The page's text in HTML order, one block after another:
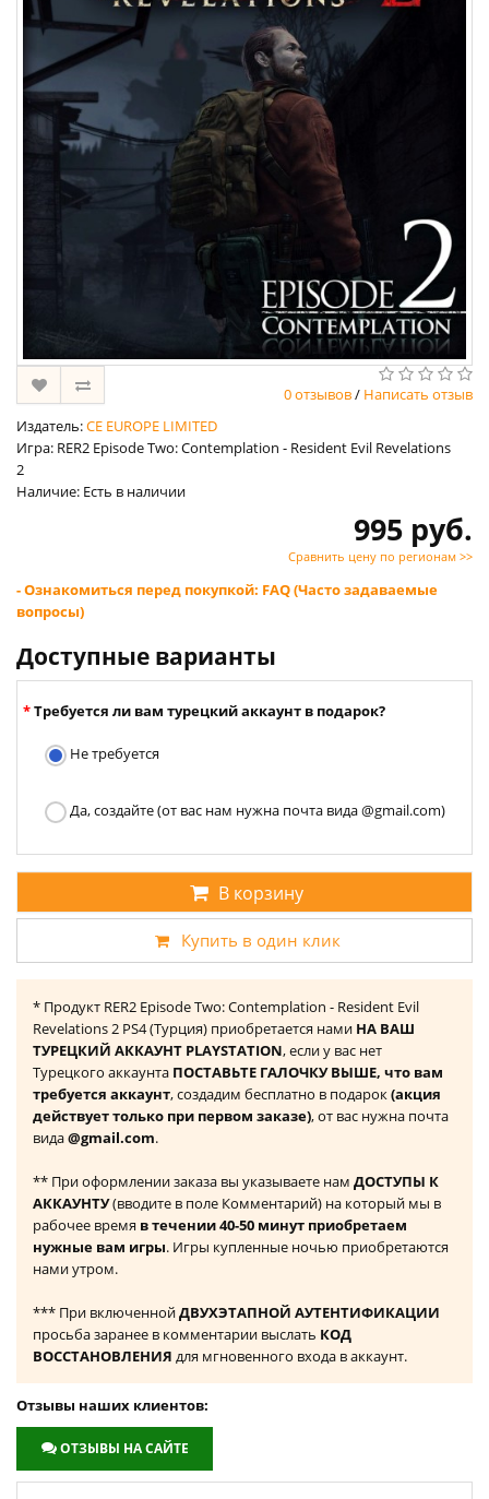
0 отзывов/ Написать отзыв
Издатель:CE EUROPE LIMITED
Игра: RER2 Episode Two: Contemplation - Resident Evil Revelations
2
Наличие: Есть в наличии
995 руб.
Сравнить цену по регионам >>
- Ознакомиться перед покупкой: FAQ (Часто задаваемые
вопросы)
Доступные варианты
Требуется ли вам турецкий аккаунт в подарок?
Не требуется
Да, создайте (от вас нам нужна почта вида @gmail.com)
В корзину
Купить в один клик
* Продукт RER2 Episode Two: Contemplation - Resident Evil
Revelations 2 PS4 (Турция) приобретается нами НА ВАШ
ТУРЕЦКИЙ АККАУНТ PLAYSTATION, если у вас нет
Турецкого аккаунта ПОСТАВЬТЕ ГАЛОЧКУ ВЫШЕ, что вам
требуется аккаунт, создадим бесплатно в подарок(акция
действует только при первом заказе), от вас нужна почта
вида@gmail.com.
** При оформлении заказа вы указываете нам ДОСТУПЫ К
АККАУНТУ(вводите в поле Комментарий) на который мы в
рабочее время в течении 40-50 минут приобретаем
нужные вам игры. Игры купленные ночью приобретаются
нами утром.
*** При включеннойДВУХЭТАПНОЙ АУТЕНТИФИКАЦИИ
просьба заранее в комментарии выслать КОД
ВОССТАНОВЛЕНИЯ для мгновенного входа в аккаунт.
Отзывы наших клиентов:
ОТЗЫВЫ НА САЙТЕ